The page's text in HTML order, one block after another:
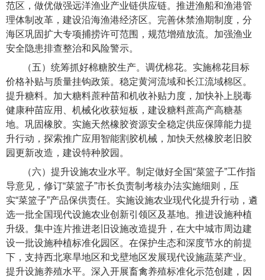
范区，做优做强远洋渔业产业链供应链。推进渔船和渔港管
理体制改革，建设沿海渔港经济区。完善休禁渔期制度，分
海区巩固扩大专项捕捞许可范围，规范增殖放流。加强渔业
安全隐患排查整治和风险警示。
（五）统筹抓好棉糖胶生产。调优棉花。实施棉花目标
价格补贴与质量挂钩政策。稳定黄河流域和长江流域棉区。
提升糖料。加大糖料蔗种苗和机收补贴力度，加快补上脱毒
健康种苗应用、机械化收获短板，建设糖料蔗高产高糖基
地。巩固橡胶。实施天然橡胶资源安全稳定供应保障能力提
升行动，探索推广应用智能割胶机械，加快天然橡胶老旧胶
园更新改造，建设特种胶园。
（六）提升设施农业水平。制定做好全国“菜篮子”工作指
导意见，修订“菜篮子”市长负责制考核办法实施细则，压
实“菜篮子”产品保供责任。实施设施农业现代化提升行动，遴
选一批全国现代设施农业创新引领区及基地。推进设施种植
升级。集中连片推进老旧设施改造提升，在大中城市周边建
设一批设施种植标准化园区。在保护生态和深度节水的前提
下，支持西北寒旱地区和戈壁地区发展现代设施蔬菜产业。
提升设施养殖水平。深入开展畜禽养殖标准化示范创建，因